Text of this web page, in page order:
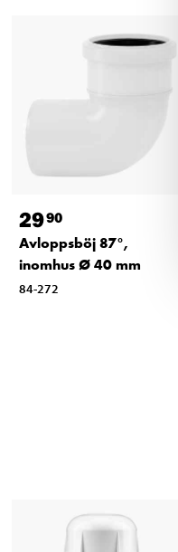
2990
Avloppsböj 87°,
inomhus Ø 40 mm
84-272